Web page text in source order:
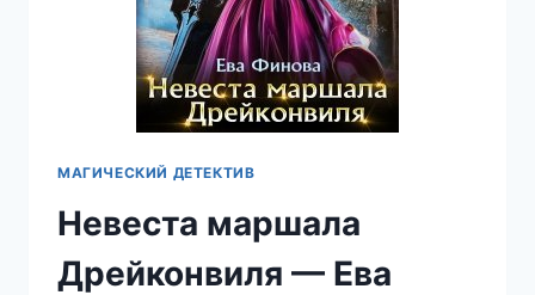
МАГИЧЕСКИЙ ДЕТЕКТИВ
Невеста маршала
Дрейконвиля — Ева